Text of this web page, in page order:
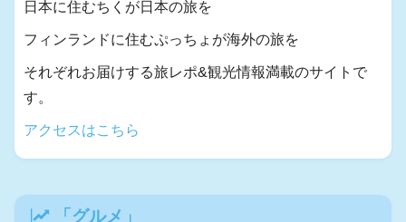
日本に住むちくが日本の旅を
フィンランドに住むぷっちょが海外の旅を
それぞれお届けする旅レポ&観光情報満載のサイトで
す。
アクセスはこちら
「グルメ 」